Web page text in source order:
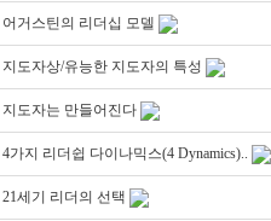
어거스틴의 리더십 모델
지도자상/유능한 지도자의 특성
지도자는 만들어진다
4가지 리더쉽 다이나믹스(4 Dynamics)..
21세기 리더의 선택